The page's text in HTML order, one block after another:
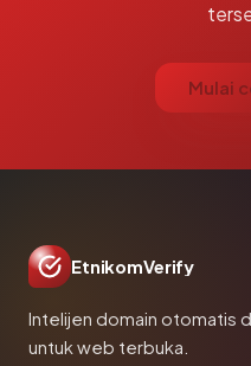
Mulai
EtnikomVerify
Intelijen domain otomatis
untuk web terbuka.